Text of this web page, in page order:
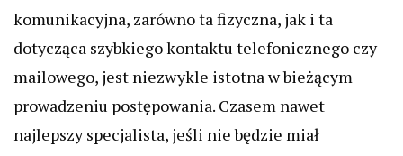
komunikacyjna, zarówno ta fizyczna, jak i ta
dotycząca szybkiego kontaktu telefonicznego czy
mailowego, jest niezwykle istotna w bieżącym
prowadzeniu postępowania. Czasem nawet
najlepszy specjalista, jeśli nie będzie miał